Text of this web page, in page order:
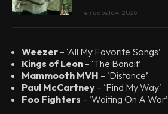
en agosto 4, 2026
Weezer – ‘All My Favorite Songs’
Kings of Leon – ‘The Bandit’
Mammooth MVH – ‘Distance’
Paul McCartney – ‘Find My Way’
Foo Fighters – ‘Waiting On A War’